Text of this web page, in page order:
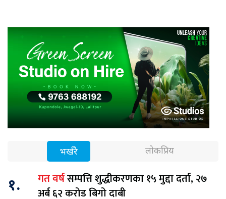
भर्खरै लोकप्रिय
१. गत वर्षसम्पत्ति शुद्धीकरणका १५ मुद्दा दर्ता, २७
अर्ब ६२ करोड बिगो दाबी